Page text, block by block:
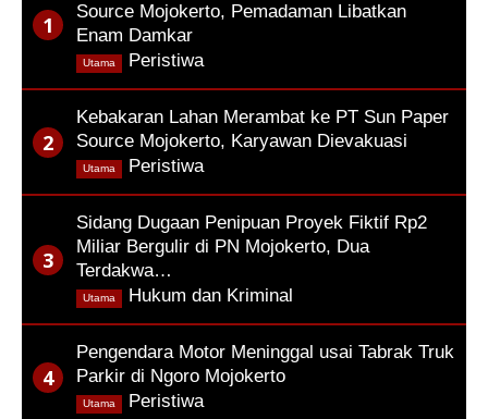
Source Mojokerto, Pemadaman Libatkan
Enam Damkar
Peristiwa,
Utama
Kebakaran Lahan Merambat ke PT Sun Paper
Source Mojokerto, Karyawan Dievakuasi
Peristiwa,
Utama
Sidang Dugaan Penipuan Proyek Fiktif Rp2
Miliar Bergulir di PN Mojokerto, Dua
Terdakwa…
Hukum dan Kriminal
Utama
Pengendara Motor Meninggal usai Tabrak Truk
Parkir di Ngoro Mojokerto
Peristiwa,
Utama